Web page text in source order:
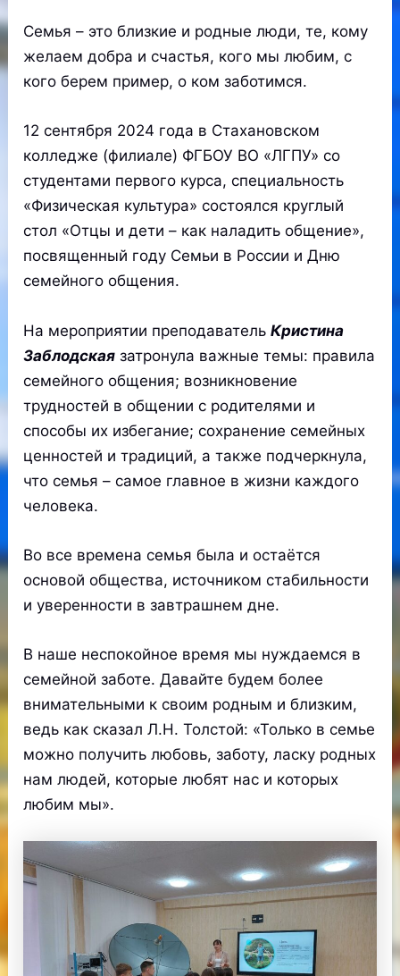
Семья – это близкие и родные люди, те, кому
желаем добра и счастья, кого мы любим, с
кого берем пример, о ком заботимся.
12 сентября 2024 года в Стахановском
колледже (филиале) ФГБОУ ВО «ЛГПУ» со
студентами первого курса, специальность
«Физическая культура» состоялся круглый
стол «Отцы и дети – как наладить общение»,
посвященный году Семьи в России и Дню
семейного общения.
На мероприятии преподавательКристина
Заблодская затронула важные темы: правила
семейного общения; возникновение
трудностей в общении с родителями и
способы их избегание; сохранение семейных
ценностей и традиций, а также подчеркнула,
что семья – самое главное в жизни каждого
человека.
Во все времена семья была и остаётся
основой общества, источником стабильности
и уверенности в завтрашнем дне.
В наше неспокойное время мы нуждаемся в
семейной заботе. Давайте будем более
внимательными к своим родным и близким,
ведь как сказал Л.Н. Толстой: «Только в семье
можно получить любовь, заботу, ласку родных
нам людей, которые любят нас и которых
любим мы».